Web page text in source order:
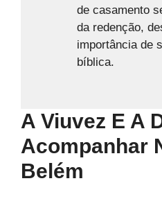
de casamento
da redenção,
importância de
bíblica.
A Viuvez E A
Acompanhar
Belém